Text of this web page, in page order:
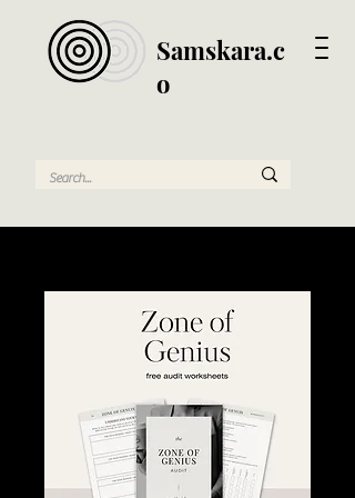
Samskara.c
o